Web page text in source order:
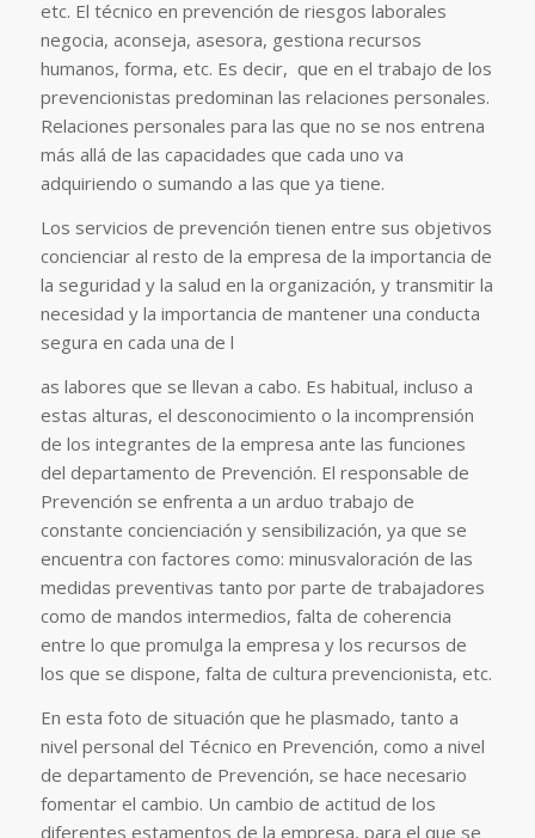
etc. El técnico en prevención de riesgos laborales
negocia, aconseja, asesora, gestiona recursos
humanos, forma, etc. Es decir, que en el trabajo de los
prevencionistas predominan las relaciones personales.
Relaciones personales para las que no se nos entrena
más allá de las capacidades que cada uno va
adquiriendo o sumando a las que ya tiene.
Los servicios de prevención tienen entre sus objetivos
concienciar al resto de la empresa de la importancia de
la seguridad y la salud en la organización, y transmitir la
necesidad y la importancia de mantener una conducta
segura en cada una de l
as labores que se llevan a cabo. Es habitual, incluso a
estas alturas, el desconocimiento o la incomprensión
de los integrantes de la empresa ante las funciones
del departamento de Prevención. El responsable de
Prevención se enfrenta a un arduo trabajo de
constante concienciación y sensibilización, ya que se
encuentra con factores como: minusvaloración de las
medidas preventivas tanto por parte de trabajadores
como de mandos intermedios, falta de coherencia
entre lo que promulga la empresa y los recursos de
los que se dispone, falta de cultura prevencionista, etc.
En esta foto de situación que he plasmado, tanto a
nivel personal del Técnico en Prevención, como a nivel
de departamento de Prevención, se hace necesario
fomentar el cambio. Un cambio de actitud de los
diferentes estamentos de la empresa, para el que se